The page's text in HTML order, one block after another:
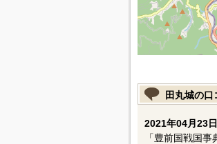
田丸城の口
2021年04月23
「豊前国戦国